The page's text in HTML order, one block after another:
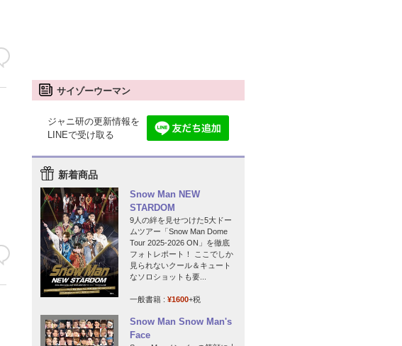
サイゾーウーマン
ジャニ研の更新情報を
LINEで受け取る
新着商品
Snow Man NEW
STARDOM
9人の絆を見せつけた5大ドー
ムツアー「Snow Man Dome
Tour 2025-2026 ON」を徹底
フォトレポート！ ここでしか
見られないクール＆キュート
なソロショットも要...
一般書籍 : ¥1600+税
Snow Man Snow Man's
Face